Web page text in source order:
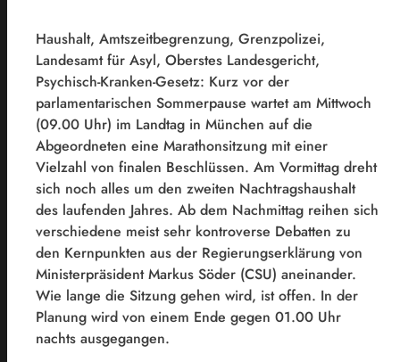
Haushalt, Amtszeitbegrenzung, Grenzpolizei,
Landesamt für Asyl, Oberstes Landesgericht,
Psychisch-Kranken-Gesetz: Kurz vor der
parlamentarischen Sommerpause wartet am Mittwoch
(09.00 Uhr) im Landtag in München auf die
Abgeordneten eine Marathonsitzung mit einer
Vielzahl von finalen Beschlüssen. Am Vormittag dreht
sich noch alles um den zweiten Nachtragshaushalt
des laufenden Jahres. Ab dem Nachmittag reihen sich
verschiedene meist sehr kontroverse Debatten zu
den Kernpunkten aus der Regierungserklärung von
Ministerpräsident Markus Söder (CSU) aneinander.
Wie lange die Sitzung gehen wird, ist offen. In der
Planung wird von einem Ende gegen 01.00 Uhr
nachts ausgegangen.